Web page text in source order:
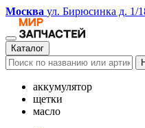
Москва ул. Бирюсинка д. 1/
Каталог
аккумулятор
щетки
масло